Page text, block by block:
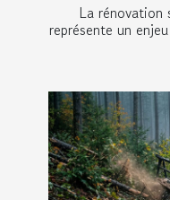
La rénovation
représente un